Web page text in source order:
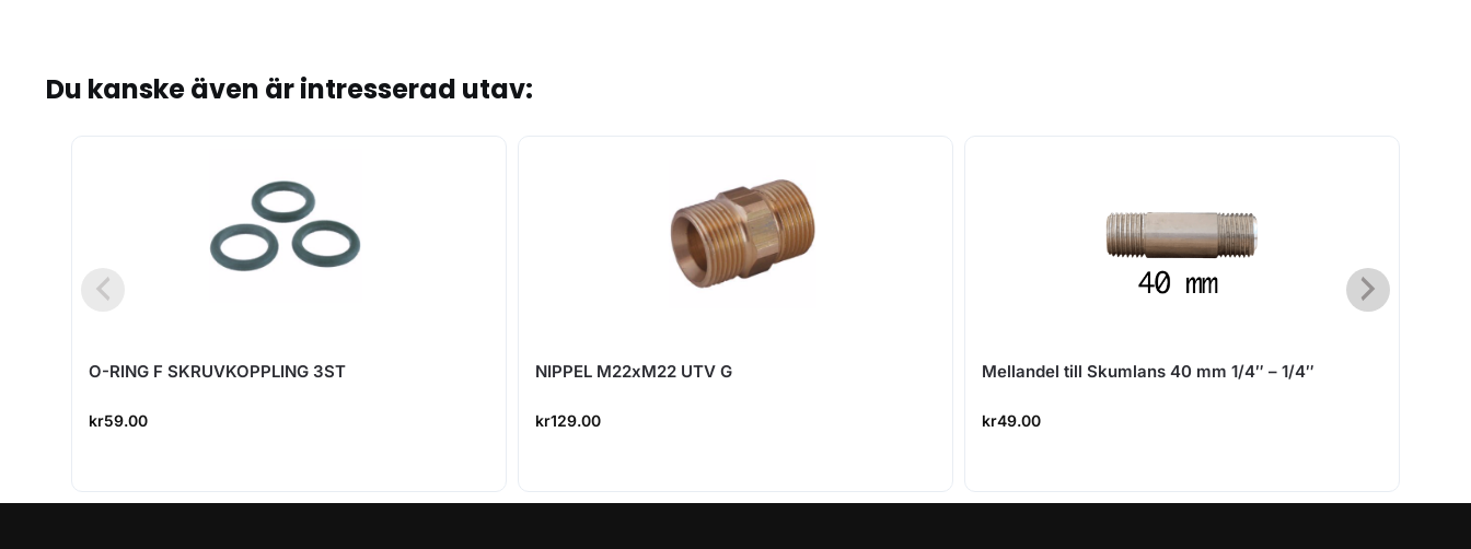
Du kanske även är intresserad utav:
O-RING F SKRUVKOPPLING 3ST
kr59.00
NIPPEL M22xM22 UTV G
kr129.00
Mellandel till Skumlans 40 mm 1/4″ – 1/4″
kr49.00